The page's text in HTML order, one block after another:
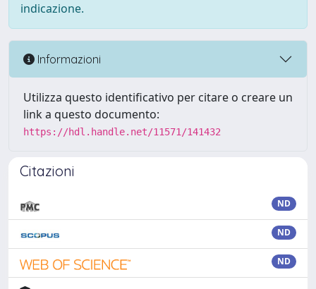
indicazione.
Informazioni
Utilizza questo identificativo per citare o creare un
link a questo documento:
https://hdl.handle.net/11571/141432
Citazioni
ND
ND
ND